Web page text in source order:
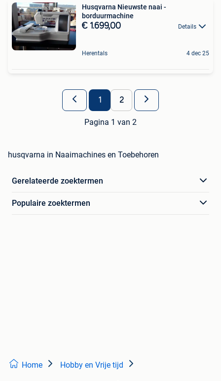
Husqvarna Nieuwste naai -
borduurmachine
€ 1.699,00 Details
Herentals 4 dec 25
1 2
Pagina 1 van 2
husqvarna in Naaimachines en Toebehoren
Gerelateerde zoektermen
Populaire zoektermen
Home Hobby en Vrije tijd